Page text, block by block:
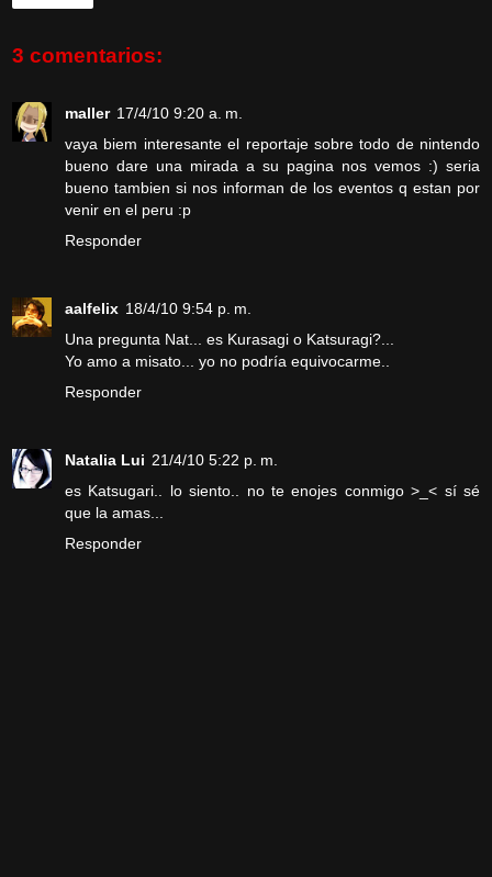
3 comentarios:
maller 17/4/10 9:20 a. m.
vaya biem interesante el reportaje sobre todo de nintendo
bueno dare una mirada a su pagina nos vemos :) seria
bueno tambien si nos informan de los eventos q estan por
venir en el peru :p
Responder
aalfelix 18/4/10 9:54 p. m.
Una pregunta Nat... es Kurasagi o Katsuragi?...
Yo amo a misato... yo no podría equivocarme..
Responder
Natalia Lui 21/4/10 5:22 p. m.
es Katsugari.. lo siento.. no te enojes conmigo >_< sí sé
que la amas...
Responder